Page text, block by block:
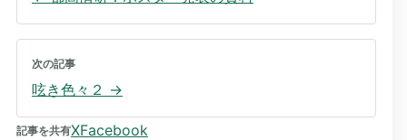
次の記事
呟き色々２ →
記事を共有XFacebook